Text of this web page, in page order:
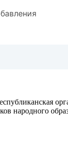
народного